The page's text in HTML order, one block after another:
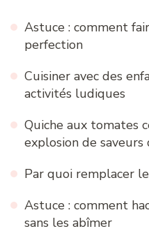
Astuce : comment
perfection
Cuisiner avec des
activités ludiques
Quiche aux tomates
explosion de saveurs
Par quoi remplacer
Astuce : comment
sans les abîmer